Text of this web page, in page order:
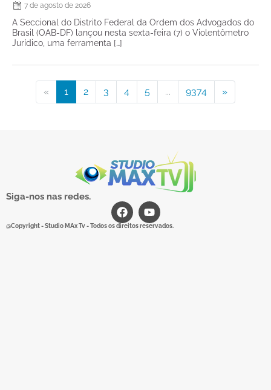
7 de agosto de 2026
A Seccional do Distrito Federal da Ordem dos Advogados do
Brasil (OAB-DF) lançou nesta sexta-feira (7) o Violentômetro
Jurídico, uma ferramenta […]
« 1 2 3 4 5 ... 9374 »
Siga-nos nas redes.
@Copyright - Studio MAx Tv - Todos os direitos reservados.